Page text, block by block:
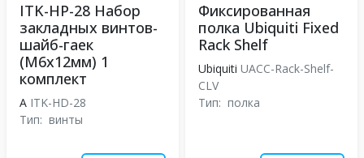
ITK-HP-28 Набор
закладных винтов-
шайб-гаек
(M6x12мм) 1
комплект
A ITK-HD-28
Тип: винты
Фиксированная
полка Ubiquiti Fixed
Rack Shelf
Ubiquiti UACC-Rack-Shelf-
CLV
Тип: полка